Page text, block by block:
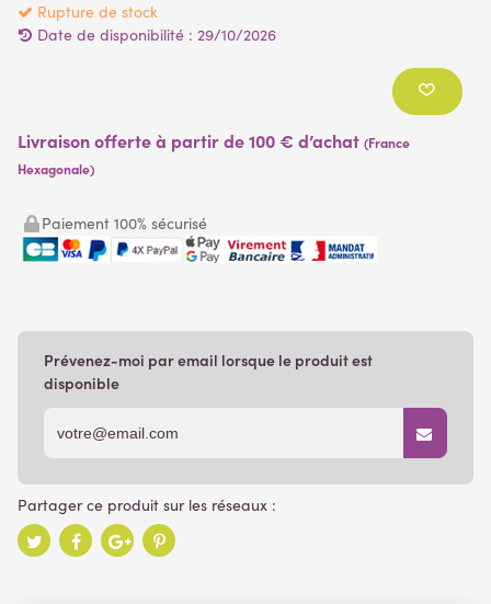
Rupture de stock
Date de disponibilité : 29/10/2026
Livraison offerte à partir de 100 € d’achat (France
Hexagonale)
Paiement 100% sécurisé
Prévenez-moi par email lorsque le produit est
disponible